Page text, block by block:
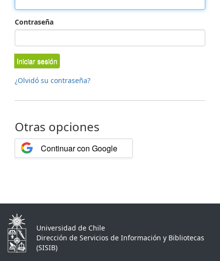
Contraseña
Iniciar sesión
¿Olvidó su contraseña?
Otras opciones
Continuar con Google
Universidad de Chile
Dirección de Servicios de Información y Bibliotecas
(SISIB)